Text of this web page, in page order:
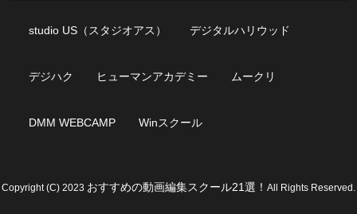
studio US（スタジオアス） デジタルハリウッド
デジハク ヒューマンアカデミー ムークリ
DMM WEBCAMP Winスクール
Copyright (C) 2023 おすすめの動画編集スクール21選！ All Rights Reserved.